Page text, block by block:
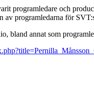
programledare och
av programledarna för
bland annat som